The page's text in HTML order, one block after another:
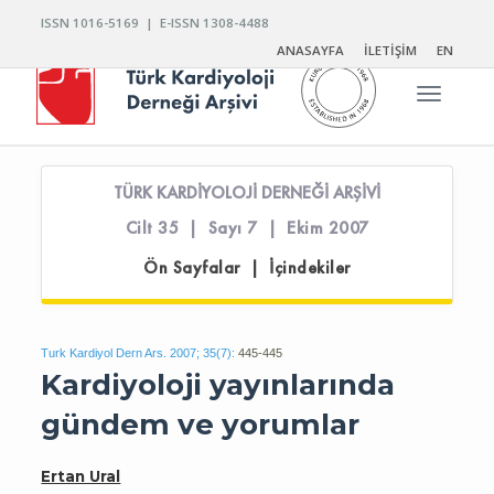
ISSN 1016-5169 | E-ISSN 1308-4488
ANASAYFA
İLETİŞİM EN
Toggle
TÜRK KARDİYOLOJİ DERNEĞİ ARŞİVİ
Cilt 35 | Sayı 7 | Ekim 2007
Ön Sayfalar | İçindekiler
Turk Kardiyol Dern Ars. 2007; 35(7): 445-445
Kardiyoloji yayınlarında
gündem ve yorumlar
Ertan Ural